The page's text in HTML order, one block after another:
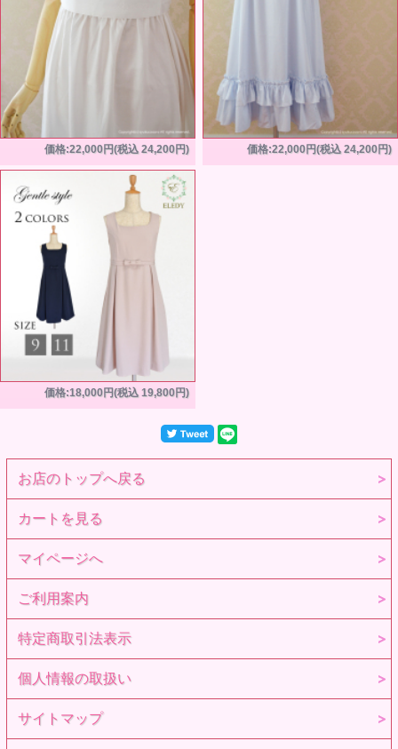
価格:22,000円(税込 24,200円) 価格:22,000円(税込 24,200円)
価格:18,000円(税込 19,800円)
お店のトップへ戻る
カートを見る
マイページへ
ご利用案内
特定商取引法表示
個人情報の取扱い
サイトマップ